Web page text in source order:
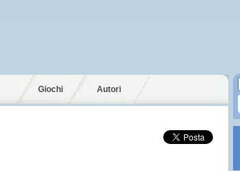
Giochi Autori